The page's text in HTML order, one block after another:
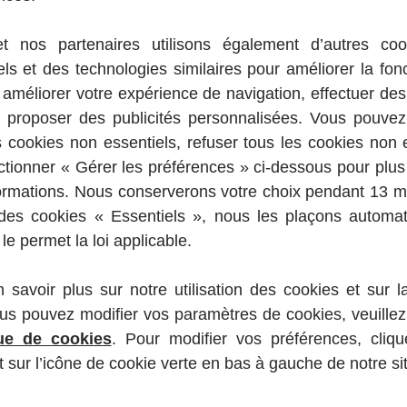
partielle au biberon a été introduite. Les avantages financiers de
Si les instructions de préparation ne sont pas soigneusement
de se faire conseiller par un professionnel de santé indépendant
en poudre n'est pas recommandée chez les nourrissons prématurés ou
de santé.
Pregestimil, et Enfamil AR sont des denrées alimentaires destinées à
en cas d'allergie aux protéines de lait de vache.
nutritionnels en cas d'allergie sévère aux protéines de lait de vache ou
en cas de régurgitation ou reflux.
Professionnel de santé
Si vous êtes un professionnel de santé et voulez des informations sur notre
aux
la
est APLV. En
exclu de son
certains
ou une
afin de
reçoit tous les
au cours
pour aider à proposer à votre enfant des menus équilibrés
de vie
nos partenaires utilisons également d’autres
et des technologies similaires pour améliorer la
votre expérience de navigation, effectuer
des publicités personnalisées. Vous
cookies non essentiels, refuser tous les cookies non
« Gérer les préférences » ci-dessous pour plus
Nous conserverons votre choix pendant 13
cookies « Essentiels », nous les plaçons
permet la loi applicable.
savoir plus sur notre utilisation des cookies et sur
pouvez modifier vos paramètres de cookies,
de cookies. Pour modifier vos préférences,
sur l’icône de cookie verte en bas à gauche de notre